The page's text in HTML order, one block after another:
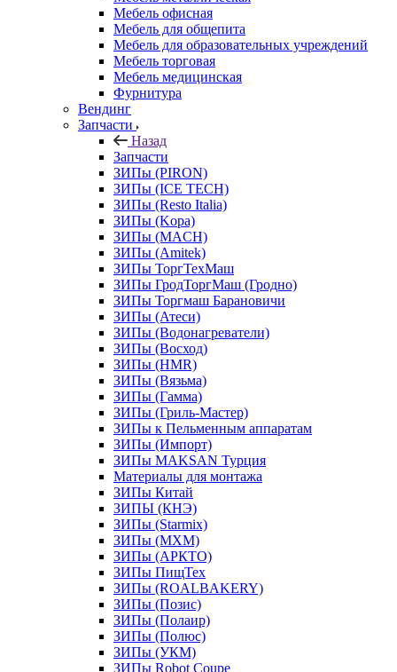
Мебель офисная
Мебель для общепита
Мебель для образовательных учреждений
Мебель торговая
Мебель медицинская
Фурнитура
Вендинг
Запчасти
Назад
Запчасти
ЗИПы (PIRON)
ЗИПы (ICE TECH)
ЗИПы (Resto Italia)
ЗИПы (Kopa)
ЗИПы (MACH)
ЗИПы (Amitek)
ЗИПы ТоргТехМаш
ЗИПы ГродТоргМаш (Гродно)
ЗИПы Торгмаш Барановичи
ЗИПы (Атеси)
ЗИПы (Водонагреватели)
ЗИПы (Восход)
ЗИПы (HMR)
ЗИПы (Вязьма)
ЗИПы (Гамма)
ЗИПы (Гриль-Мастер)
ЗИПы к Пельменным аппаратам
ЗИПы (Импорт)
ЗИПы MAKSAN Турция
Материалы для монтажа
ЗИПы Китай
ЗИПЫ (КНЭ)
ЗИПы (Starmix)
ЗИПы (МХМ)
ЗИПы (АРКТО)
ЗИПы ПищТех
ЗИПы (ROALBAKERY)
ЗИПы (Позис)
ЗИПы (Полаир)
ЗИПы (Полюс)
ЗИПы (УКМ)
ЗИПы Robot Coupe